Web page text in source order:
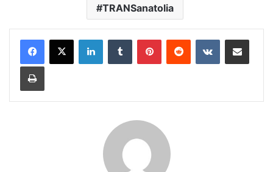
TRANSanatolia
LinkedInTumblr PinterestReddit VKontakteE-Posta ile paylaş
Yazdır